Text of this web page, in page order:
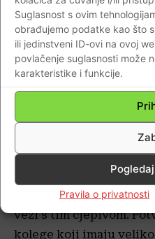
Suglasnost s ovim
obrađujemo podatke kao što
ili jedinstveni ID-ovi na ovoj
povlačenje suglasnosti može
karakteristike i funkcije.
Pravila o privatnosti
embolijski incidenti
stanja zbivati u
dasvaki cjepitelj, a i
o nuspojavama, svaka
dalje.
‘SZO je objavio ovih
cjepivom cijepljeno
svijetu i da nije
nekakvih incidenata,
vezi s tim cjepivom.
kolege koji imaju